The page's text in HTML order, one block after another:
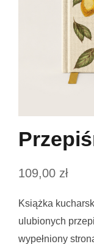
109,00 zł
Książka
ulubionych
wypełniony